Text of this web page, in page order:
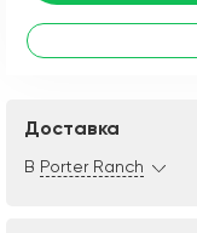
Доставка
В Porter Ranch